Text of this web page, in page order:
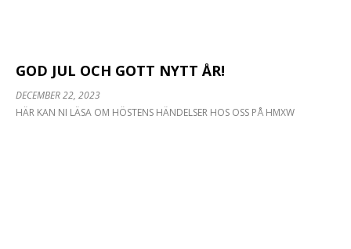
GOD JUL OCH GOTT NYTT ÅR!
DECEMBER 22, 2023
HÄR KAN NI LÄSA OM HÖSTENS HÄNDELSER HOS OSS PÅ HMXW